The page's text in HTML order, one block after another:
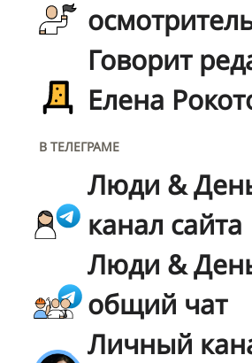
Говорит
Елена
В ТЕЛЕГРАМЕ
Люди &
канал сайта
Люди &
общий чат
Личный